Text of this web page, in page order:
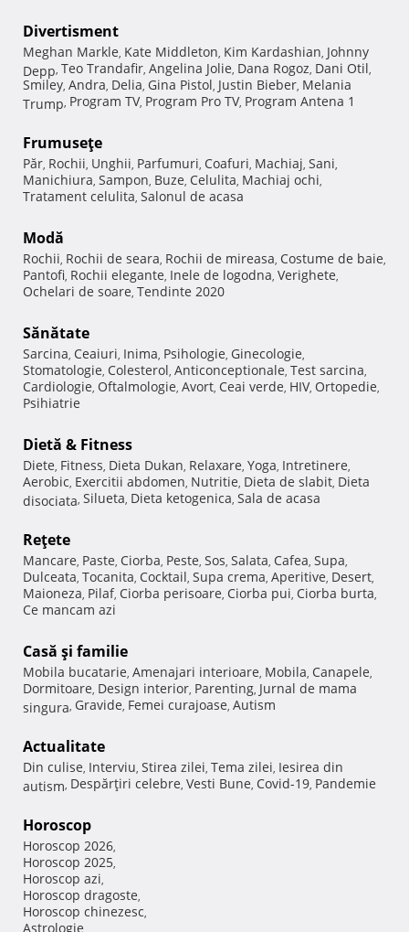
Divertisment
Meghan Markle, Kate Middleton, Kim Kardashian, Johnny
Depp, Teo Trandafir, Angelina Jolie, Dana Rogoz, Dani Otil,
Smiley, Andra, Delia, Gina Pistol, Justin Bieber, Melania
Trump, Program TV, Program Pro TV, Program Antena 1
Frumuseţe
Păr, Rochii, Unghii, Parfumuri, Coafuri, Machiaj, Sani,
Manichiura, Sampon, Buze, Celulita, Machiaj ochi,
Tratament celulita, Salonul de acasa
Modă
Rochii, Rochii de seara, Rochii de mireasa, Costume de baie,
Pantofi, Rochii elegante, Inele de logodna, Verighete,
Ochelari de soare, Tendinte 2020
Sănătate
Sarcina, Ceaiuri, Inima, Psihologie, Ginecologie,
Stomatologie, Colesterol, Anticonceptionale, Test sarcina,
Cardiologie, Oftalmologie, Avort, Ceai verde, HIV, Ortopedie,
Psihiatrie
Dietă & Fitness
Diete, Fitness, Dieta Dukan, Relaxare, Yoga, Intretinere,
Aerobic, Exercitii abdomen, Nutritie, Dieta de slabit, Dieta
disociata, Silueta, Dieta ketogenica, Sala de acasa
Reţete
Mancare, Paste, Ciorba, Peste, Sos, Salata, Cafea, Supa,
Dulceata, Tocanita, Cocktail, Supa crema, Aperitive, Desert,
Maioneza, Pilaf, Ciorba perisoare, Ciorba pui, Ciorba burta,
Ce mancam azi
Casă şi familie
Mobila bucatarie, Amenajari interioare, Mobila, Canapele,
Dormitoare, Design interior, Parenting, Jurnal de mama
singura, Gravide, Femei curajoase, Autism
Actualitate
Din culise, Interviu, Stirea zilei, Tema zilei, Iesirea din
autism, Despărţiri celebre, Vesti Bune, Covid-19, Pandemie
Horoscop
Horoscop 2026,
Horoscop 2025,
Horoscop azi,
Horoscop dragoste,
Horoscop chinezesc,
Astrologie